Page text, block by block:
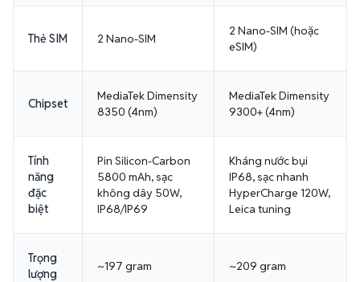
Thẻ SIM 2 Nano-SIM
2 Nano-SIM (hoặc
eSIM)
Chipset
MediaTek Dimensity
8350 (4nm)
MediaTek Dimensity
9300+ (4nm)
Tính
năng
đặc
biệt
Pin Silicon-Carbon
5800 mAh, sạc
không dây 50W,
IP68/IP69
Kháng nước bụi
IP68, sạc nhanh
HyperCharge 120W,
Leica tuning
Trọng
lượng
~197 gram ~209 gram